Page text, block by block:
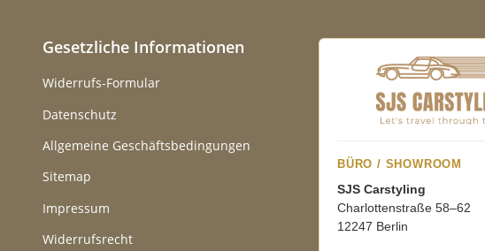
Gesetzliche Informationen
Widerrufs-Formular
Datenschutz
Allgemeine Geschäftsbedingungen
Sitemap
Impressum
Widerrufsrecht
BÜRO / SHOWROOM
SJS Carstyling
Charlottenstraße 58–62
12247 Berlin